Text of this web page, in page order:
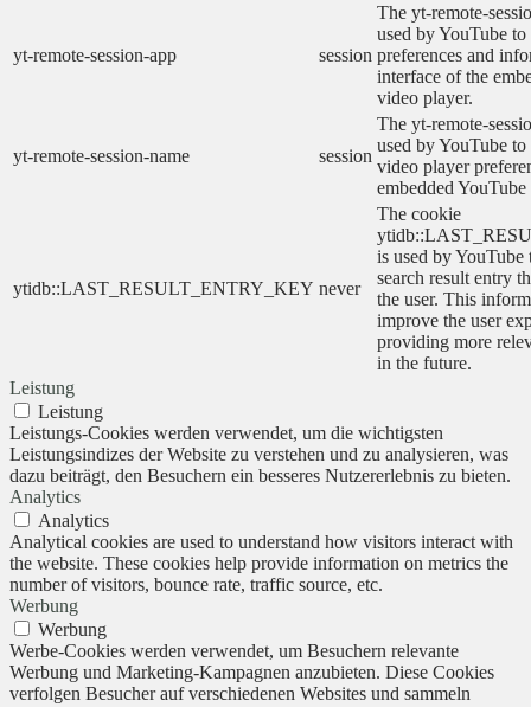
yt-remote-session-app session
The yt-remote-
used by YouTube to
preferences and
interface of the
video player.
yt-remote-session-name session
The yt-remote-
used by YouTube to
video player
embedded
ytidb::LAST_RESULT_ENTRY_KEY never
The cookie
is used by YouTube
search result entry
the user. This
improve the user
providing more
in the future.
Leistung
Leistung
Leistungs-Cookies werden verwendet, um die wichtigsten
Leistungsindizes der Website zu verstehen und zu analysieren, was
dazu beiträgt, den Besuchern ein besseres Nutzererlebnis zu bieten.
Analytics
Analytics
Analytical cookies are used to understand how visitors interact with
the website. These cookies help provide information on metrics the
number of visitors, bounce rate, traffic source, etc.
Werbung
Werbung
Werbe-Cookies werden verwendet, um Besuchern relevante
Werbung und Marketing-Kampagnen anzubieten. Diese Cookies
verfolgen Besucher auf verschiedenen Websites und sammeln